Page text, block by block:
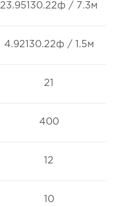
23.95130.22ф / 7.3м
4.92130.22ф / 1.5м
21
400
12
10